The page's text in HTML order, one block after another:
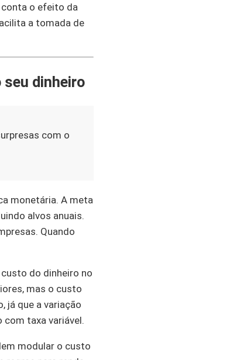
o efeito da
a tomada de
dinheiro
com o
monetária. A meta
alvos anuais.
Quando
do dinheiro no
mas o custo
já que a variação
taxa variável.
modular o custo